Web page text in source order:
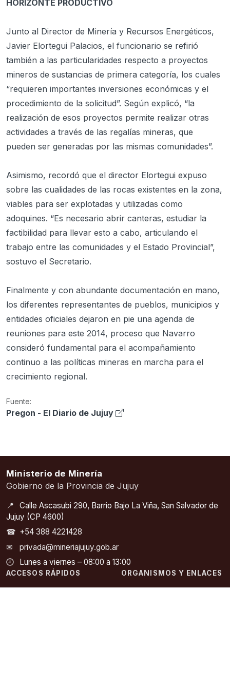
HORIZONTE PRODUCTIVO
Junto al Director de Minería y Recursos Energéticos,
Javier Elortegui Palacios, el funcionario se refirió
también a las particularidades respecto a proyectos
mineros de sustancias de primera categoría, los cuales
“requieren importantes inversiones económicas y el
procedimiento de la solicitud”. Según explicó, “la
realización de esos proyectos permite realizar otras
actividades a través de las regalías mineras, que
pueden ser generadas por las mismas comunidades”.
Asimismo, recordó que el director Elortegui expuso
sobre las cualidades de las rocas existentes en la zona,
viables para ser explotadas y utilizadas como
adoquines. “Es necesario abrir canteras, estudiar la
factibilidad para llevar esto a cabo, articulando el
trabajo entre las comunidades y el Estado Provincial”,
sostuvo el Secretario.
Finalmente y con abundante documentación en mano,
los diferentes representantes de pueblos, municipios y
entidades oficiales dejaron en pie una agenda de
reuniones para este 2014, proceso que Navarro
consideró fundamental para el acompañamiento
continuo a las políticas mineras en marcha para el
crecimiento regional.
Fuente:
Pregon - El Diario de Jujuy
Ministerio de Minería
Gobierno de la Provincia de Jujuy
📍
Calle Ascasubi 290, Barrio Bajo La Viña, San Salvador de
Jujuy (CP 4600)
☎ +54 388 4221428
✉
privada@mineriajujuy.gob.ar
🕘
Lunes a viernes – 08:00 a 13:00
ACCESOS RÁPIDOS ORGANISMOS Y ENLACES